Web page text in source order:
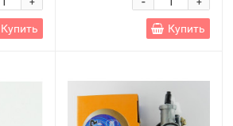
+
Купить
+
Купить